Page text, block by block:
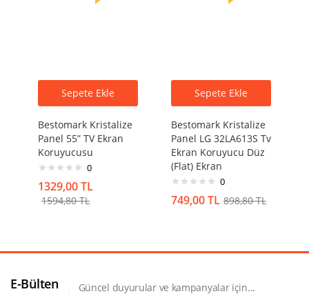
Sepete Ekle
Bestomark Kristalize
Panel 55” TV Ekran
Koruyucusu
0
1329,00TL
1594,80TL
Sepete Ekle
Bestomark Kristalize
Panel LG 32LA613S Tv
Ekran Koruyucu Düz
(Flat) Ekran
0
749,00TL 898,80TL
E-Bülten Güncel duyurular ve kampanyalar için...